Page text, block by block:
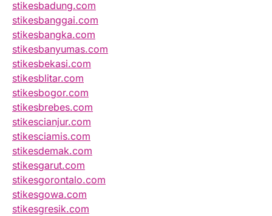
stikesbadung.com
stikesbanggai.com
stikesbangka.com
stikesbanyumas.com
stikesbekasi.com
stikesblitar.com
stikesbogor.com
stikesbrebes.com
stikescianjur.com
stikesciamis.com
stikesdemak.com
stikesgarut.com
stikesgorontalo.com
stikesgowa.com
stikesgresik.com